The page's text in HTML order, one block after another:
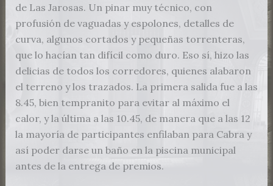
de Las Jarosas. Un pinar muy técnico, con
profusión de vaguadas y espolones, detalles de
curva, algunos cortados y pequeñas torrenteras,
que lo hacían tan difícil como duro. Eso sí, hizo las
delicias de todos los corredores, quienes alabaron
el terreno y los trazados. La primera salida fue a las
8.45, bien tempranito para evitar al máximo el
calor, y la última a las 10.45, de manera que a las 12
la mayoría de participantes enfilaban para Cabra y
así poder darse un baño en la piscina municipal
antes de la entrega de premios.